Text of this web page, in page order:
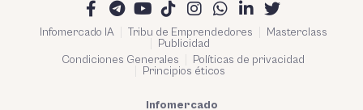
Infomercado IA Tribu de Emprendedores
Masterclass
Publicidad
Condiciones Generales
Políticas de privacidad
Principios éticos
Infomercado